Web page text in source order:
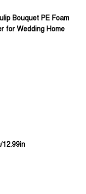
Bouquet PE Foam
for Wedding Home
12.99in